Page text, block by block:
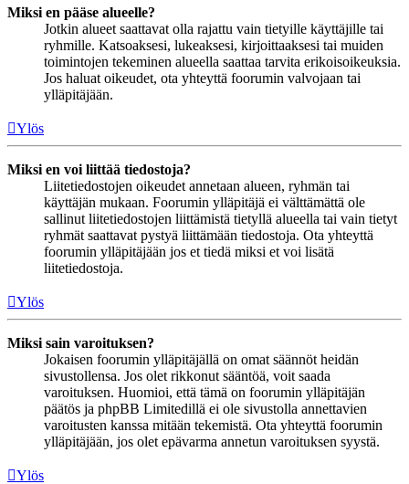
Miksi en pääse alueelle?
Jotkin alueet saattavat olla rajattu vain tietyille käyttäjille tai
ryhmille. Katsoaksesi, lukeaksesi, kirjoittaaksesi tai muiden
toimintojen tekeminen alueella saattaa tarvita erikoisoikeuksia.
Jos haluat oikeudet, ota yhteyttä foorumin valvojaan tai
ylläpitäjään.
Ylös
Miksi en voi liittää tiedostoja?
Liitetiedostojen oikeudet annetaan alueen, ryhmän tai
käyttäjän mukaan. Foorumin ylläpitäjä ei välttämättä ole
sallinut liitetiedostojen liittämistä tietyllä alueella tai vain tietyt
ryhmät saattavat pystyä liittämään tiedostoja. Ota yhteyttä
foorumin ylläpitäjään jos et tiedä miksi et voi lisätä
liitetiedostoja.
Ylös
Miksi sain varoituksen?
Jokaisen foorumin ylläpitäjällä on omat säännöt heidän
sivustollensa. Jos olet rikkonut sääntöä, voit saada
varoituksen. Huomioi, että tämä on foorumin ylläpitäjän
päätös ja phpBB Limitedillä ei ole sivustolla annettavien
varoitusten kanssa mitään tekemistä. Ota yhteyttä foorumin
ylläpitäjään, jos olet epävarma annetun varoituksen syystä.
Ylös